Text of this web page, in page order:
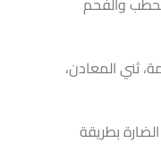
ثني المعادن،
بطريقة